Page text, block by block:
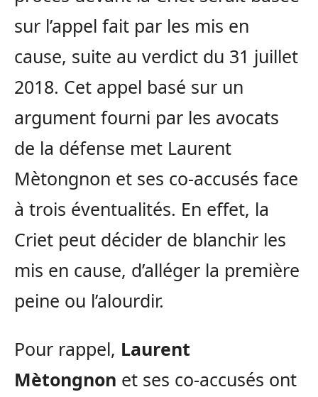
sur l’appel fait par les mis en
cause, suite au verdict du 31 juillet
2018. Cet appel basé sur un
argument fourni par les avocats
de la défense met Laurent
Mètongnon et ses co-accusés face
à trois éventualités. En effet, la
Criet peut décider de blanchir les
mis en cause, d’alléger la première
peine ou l’alourdir.
Pour rappel, Laurent
Mètongnon et ses co-accusés ont